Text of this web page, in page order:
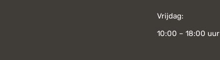
Vrijdag:
10:00 – 18:00 uur